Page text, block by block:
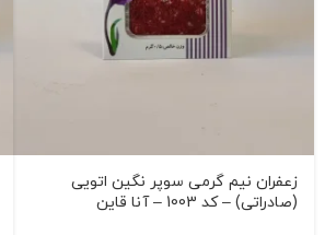
زعفران نیم گرمی سوپر نگین اتویی
(صادراتی) – کد 1003 – آنا قاین